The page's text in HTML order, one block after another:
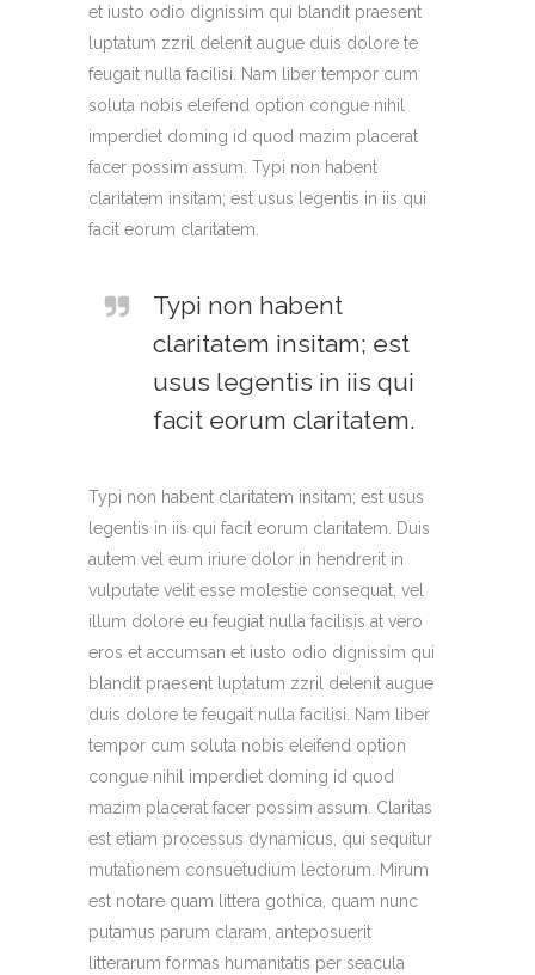
et iusto odio dignissim qui blandit praesent
luptatum zzril delenit augue duis dolore te
feugait nulla facilisi. Nam liber tempor cum
soluta nobis eleifend option congue nihil
imperdiet doming id quod mazim placerat
facer possim assum. Typi non habent
claritatem insitam; est usus legentis in iis qui
facit eorum claritatem.
Typi non habent
claritatem insitam; est
usus legentis in iis qui
facit eorum claritatem.
Typi non habent claritatem insitam; est usus
legentis in iis qui facit eorum claritatem. Duis
autem vel eum iriure dolor in hendrerit in
vulputate velit esse molestie consequat, vel
illum dolore eu feugiat nulla facilisis at vero
eros et accumsan et iusto odio dignissim qui
blandit praesent luptatum zzril delenit augue
duis dolore te feugait nulla facilisi. Nam liber
tempor cum soluta nobis eleifend option
congue nihil imperdiet doming id quod
mazim placerat facer possim assum. Claritas
est etiam processus dynamicus, qui sequitur
mutationem consuetudium lectorum. Mirum
est notare quam littera gothica, quam nunc
putamus parum claram, anteposuerit
litterarum formas humanitatis per seacula